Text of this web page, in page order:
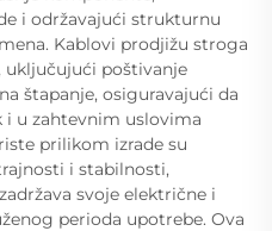
i održavajući strukturnu
Kablovi prodjižu stroga
uključujući poštivanje
štapanje, osiguravajući da
i u zahtevnim uslovima
prilikom izrade su
i stabilnosti,
svoje električne i
perioda upotrebe. Ova